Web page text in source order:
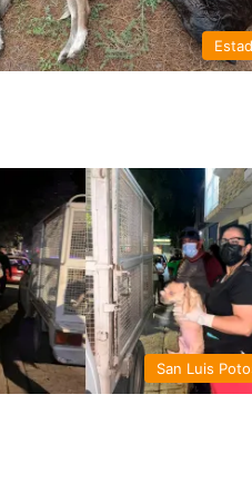
San Luis